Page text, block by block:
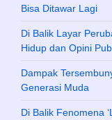
Bisa Ditawar Lagi
Di Balik Layar
Hidup dan Opini
Dampak
Generasi Muda
Di Balik Fenomena